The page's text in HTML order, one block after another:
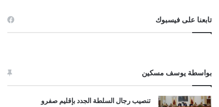
تابعنا على فيسبوك
بواسطة يوسف مسكين
تنصيب رجال السلطة الجدد بإقليم صفرو